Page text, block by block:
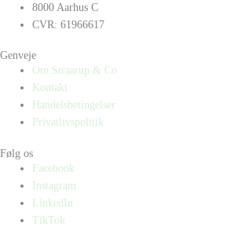
8000 Aarhus C
CVR: 61966617
Genveje
Om Straarup & Co
Kontakt
Handelsbetingelser
Privatlivspolitik
Følg os
Facebook
Instagram
LinkedIn
TikTok